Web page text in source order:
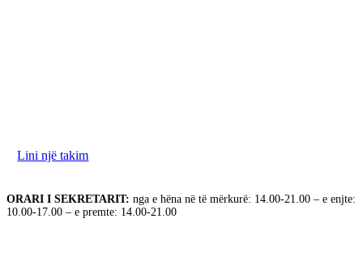
Lini një takim
ORARI I SEKRETARIT: nga e hëna në të mërkurë: 14.00-21.00 – e enjte:
10.00-17.00 – e premte: 14.00-21.00